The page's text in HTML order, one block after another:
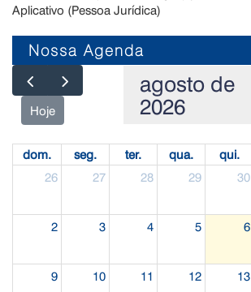
Aplicativo (Pessoa Jurídica)
Nossa Agenda
Hoje
agosto de
2026
dom. seg. ter. qua. qui.
26
27 28 29 30
2 3 4 5 6
9 10 11 12 13